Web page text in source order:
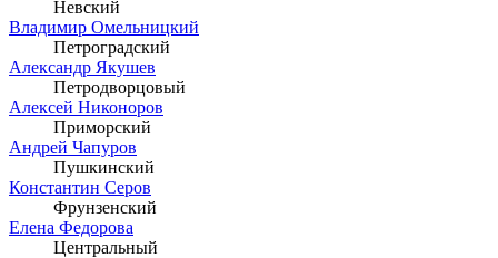
Невский
Владимир Омельницкий
Петроградский
Александр Якушев
Петродворцовый
Алексей Никоноров
Приморский
Андрей Чапуров
Пушкинский
Константин Серов
Фрунзенский
Елена Федорова
Центральный